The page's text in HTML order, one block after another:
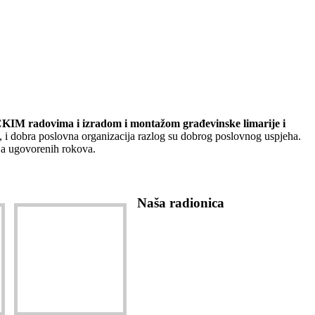
radovima i izradom i montažom građevinske limarije i
poslovna organizacija razlog su dobrog poslovnog uspjeha.
ugovorenih rokova.
Naša radionica